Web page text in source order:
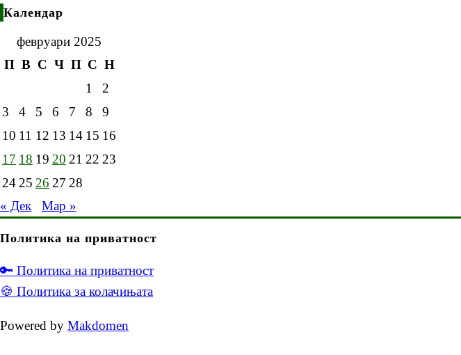
Календар
февруари 2025
П В С Ч П С Н
1
2
3
4 5 6 7 8
9
10 11 12 13 14 15 16
17 18 19 20 21 22 23
2425 26 27 28
« Дек
Мар »
Политика на приватност
🔑 Политика на приватност
🍪 Политика за колачињата
Powered by Makdomen